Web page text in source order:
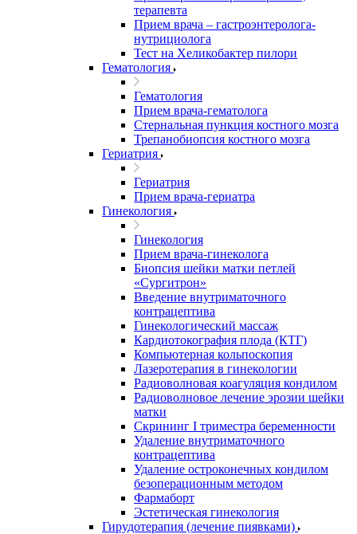
терапевта
Прием врача – гастроэнтеролога-
нутрициолога
Тест на Хеликобактер пилори
Гематология
Гематология
Прием врача-гематолога
Стернальная пункция костного мозга
Трепанобиопсия костного мозга
Гериатрия
Гериатрия
Прием врача-гериатра
Гинекология
Гинекология
Прием врача-гинеколога
Биопсия шейки матки петлей
«Сургитрон»
Введение внутриматочного
контрацептива
Гинекологический массаж
Кардиотокография плода (КТГ)
Компьютерная кольпоскопия
Лазеротерапия в гинекологии
Радиоволновая коагуляция кондилом
Радиоволновое лечение эрозии шейки
матки
Скрининг I триместра беременности
Удаление внутриматочного
контрацептива
Удаление остроконечных кондилом
безоперационным методом
Фармаборт
Эстетическая гинекология
Гирудотерапия (лечение пиявками)